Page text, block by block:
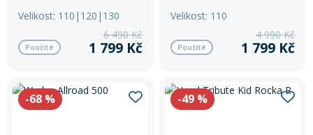
Velikost: 110|120|130
Použité
6 490 Kč
1 799 Kč
Velikost: 110
Použité
4 990 Kč
1 799 Kč
-68 % -49 %